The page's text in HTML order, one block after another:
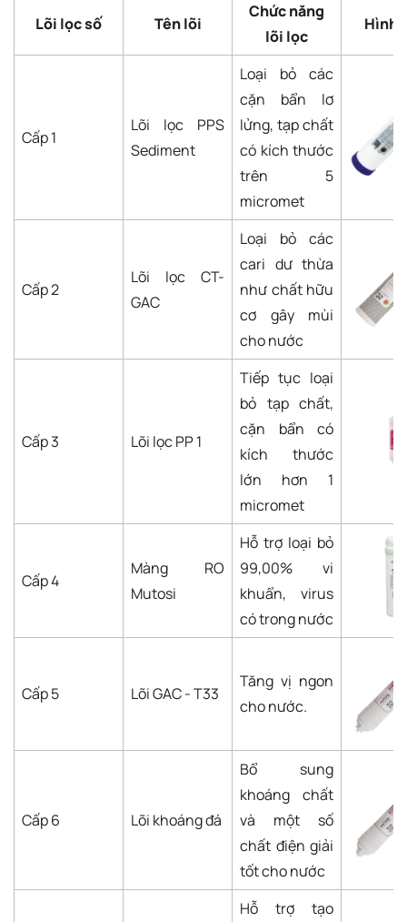
Lõi lọc số Tên lõi
Chức năng
lõi lọc
Hình
Cấp 1
Lõi lọc PPS
Sediment
Loại bỏ các
cặn bẩn lơ
lửng, tạp chất
có kích thước
trên 5
micromet
Cấp 2
Lõi lọc CT-
GAC
Loại bỏ các
cari dư thừa
như chất hữu
cơ gây mùi
cho nước
Cấp 3 Lõi lọc PP 1
Tiếp tục loại
bỏ tạp chất,
cặn bẩn có
kích thước
lớn hơn 1
micromet
Cấp 4
Màng RO
Mutosi
Hỗ trợ loại bỏ
99,00% vi
khuẩn, virus
có trong nước
Cấp 5 Lõi GAC - T33
Tăng vị ngon
cho nước.
Cấp 6 Lõi khoáng đá
Bổ sung
khoáng chất
và một số
chất điện giải
tốt cho nước
Hỗ trợ tạo